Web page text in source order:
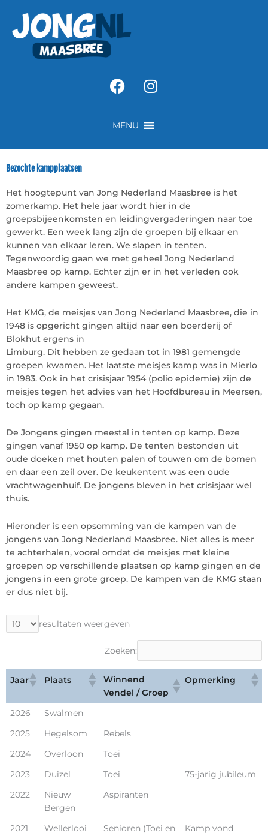
FacebookInstagram
MENU
Bezochte kampplaatsen
Het hoogtepunt van Jong Nederland Maasbree is het
zomerkamp. Het hele jaar wordt hier in de
groepsbijeenkomsten en leidingvergaderingen naar toe
gewerkt. Een week lang zijn de groepen bij elkaar en
kunnen van elkaar leren. We slapen in tenten.
Tegenwoordig gaan we met geheel Jong Nederland
Maasbree op kamp. Echter zijn er in het verleden ook
andere kampen geweest.
Het KMG, de meisjes van Jong Nederland Maasbree, die in
1948 is opgericht gingen altijd naar een boerderij of
Blokhut ergens in
Limburg. Dit hebben ze gedaan tot in 1981 gemengde
groepen kwamen. Het laatste meisjes kamp was in Mierlo
in 1983. Ook in het crisisjaar 1954 (polio epidemie) zijn de
meisjes tegen het advies van het Hoofdbureau in Meersen,
toch op kamp gegaan.
De Jongens gingen meestal in tenten op kamp. Deze
gingen vanaf 1950 op kamp. De tenten bestonden uit
oude doeken met houten palen of touwen om de bomen
en daar een zeil over. De keukentent was een oude
vrachtwagenhuif. De jongens bleven in het crisisjaar wel
thuis.
Hieronder is een opsomming van de kampen van de
jongens van Jong Nederland Maasbree. Niet alles is meer
te achterhalen, vooral omdat de meisjes met kleine
groepen op verschillende plaatsen op kamp gingen en de
jongens in een grote groep. De kampen van de KMG staan
er dus niet bij.
resultaten weergeven
Zoeken:
Jaar Plaats
Winnend
Vendel / Groep
Opmerking
2026 Swalmen
2025 Hegelsom Rebels
2024 Overloon Toei
2023 Duizel Toei 75-jarig jubileum
2022
Nieuw
Bergen
Aspiranten
2021 Wellerlooi
Senioren (Toei en
Kamp vond